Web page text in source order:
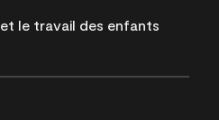
le travail des enfants